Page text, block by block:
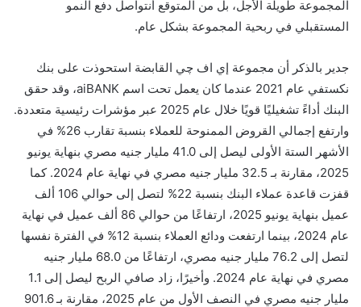
المجموعة طويلة الأجل، بل من المتوقع أنتواصل دفع النمو
المستقبلي في ربحية المجموعة بشكل عام.
جدير بالذكر أن مجموعة إي اف چي القابضة استحوذت على بنك
نكستفي عام 2021 عندما كان يعمل تحت اسم aiBANK، وقد حقق
البنك أداءً تشغيليًا قويًا خلال عام 2025 عبر مؤشرات رئيسية
متعددة.
و
ارتفع إجمالي القروض الممنوحة للعملاء بنسبة تقارب 26% في
الأشهر الستة الأولى ليصل إلى 41.0 مليار جنيه مصري بنهاية يونيو
2025، مقارنة بـ 32.5 مليار جنيه مصري في نهاية عام 2024. كما
قفزت قاعدة عملاء البنك بنسبة 22% لتصل إلى حوالي 106 ألف
عميل بنهاية يونيو 2025، ارتفاعًا من حوالي 86 ألف عميل في نهاية
عام 2024، بينما ارتفعت ودائع العملاء بنسبة 12% في الفترة نفسها
لتصل إلى 76.2 مليار جنيه مصري، ارتفاعًا من 68.0 مليار جنيه
مصري في نهاية عام 2024. وأخيرًا، زاد صافي الربح ليصل إلى 1.1
مليار جنيه مصري في النصف الأول من عام 2025، مقارنة بـ
901.6